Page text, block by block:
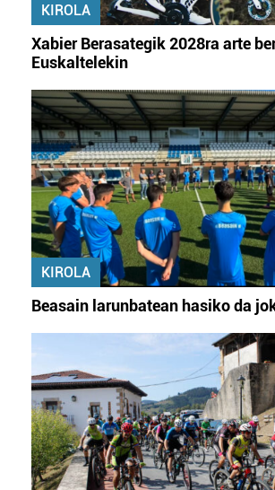
KIROLA
Xabier Berasategik 2028ra arte
Euskaltelekin
KIROLA
Beasain larunbatean hasiko da